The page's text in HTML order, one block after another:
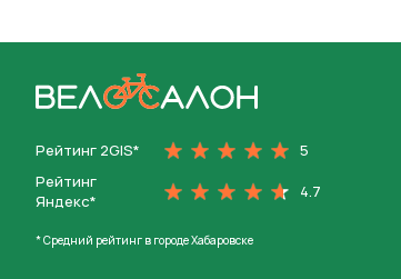
Рейтинг 2GIS*
5
Рейтинг
Яндекс*
4.7
* Средний рейтинг в городе Хабаровске